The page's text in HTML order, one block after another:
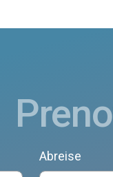
Abreise